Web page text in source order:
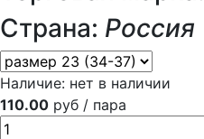
Страна: Россия
Наличие: нет в наличии
110.00 руб / пара